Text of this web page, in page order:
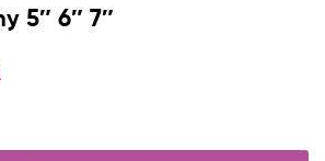
5″ 6″ 7″